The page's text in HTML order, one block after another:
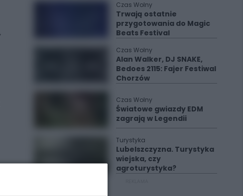
Czas Wolny
Trwają ostatnie
przygotowania do Magic
Beats Festival
Czas Wolny
Alan Walker, DJ SNAKE,
Bedoes 2115: Fajer Festiwal
Chorzów
Czas Wolny
Światowe gwiazdy EDM
zagrają w Legendii
Turystyka
Lubelszczyzna. Turystyka
wiejska, czy
agroturystyka?